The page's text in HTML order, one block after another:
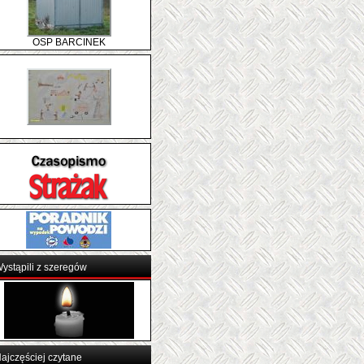
OSP BARCINEK
z szeregów
czytane